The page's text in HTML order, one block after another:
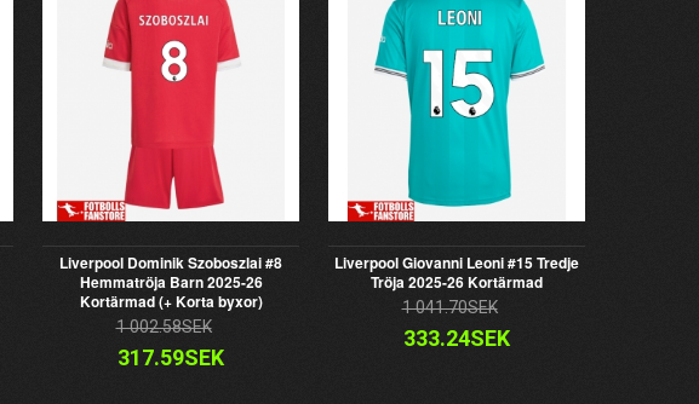
Liverpool Dominik Szoboszlai #8
Hemmatröja Barn 2025-26
Kortärmad (+ Korta byxor)
1 002.58SEK
317.59SEK
Liverpool Giovanni Leoni #15 Tredje
Tröja 2025-26 Kortärmad
1 041.70SEK
333.24SEK